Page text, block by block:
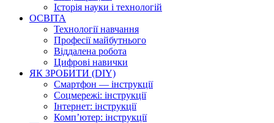
Історія науки і технологій
ОСВІТА
Технології навчання
Професії майбутнього
Віддалена робота
Цифрові навички
ЯК ЗРОБИТИ (DIY)
Смартфон — інструкції
Соцмережі: інструкції
Інтернет: інструкції
Комп’ютер: інструкції